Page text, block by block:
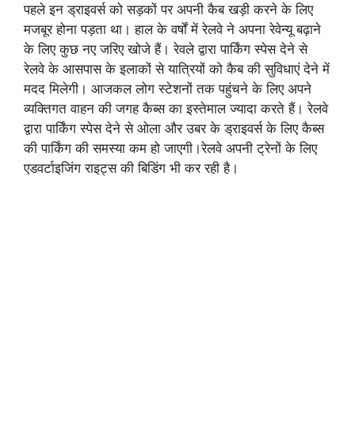
पहले इन ड्राइवर्स को सड़कों पर अपनी कैब खड़ी करने के लिए
मजबूर होना पड़ता था। हाल के वर्षों में रेलवे ने अपना रेवेन्यू बढ़ाने
के लिए कुछ नए जरिए खोजे हैं। रेवले द्वारा पार्किंग स्पेस देने से
रेलवे के आसपास के इलाकों से यात्रियों को कैब की सुविधाएं देने में
मदद मिलेगी। आजकल लोग स्टेशनों तक पहुंचने के लिए अपने
व्यक्तिगत वाहन की जगह कैब्स का इस्तेमाल ज्यादा करते हैं। रेलवे
द्वारा पार्किंग स्पेस देने से ओला और उबर के ड्राइवर्स के लिए कैब्स
की पार्किंग की समस्या कम हो जाएगी।रेलवे अपनी ट्रेनों के लिए
एडवर्टाइजिंग राइट्स की बिडिंग भी कर रही है।